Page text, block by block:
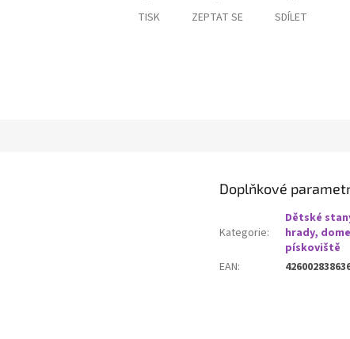
TISK ZEPTAT SE SDÍLET
Doplňkové
Kategorie:
Dětské
hrady,
pískoviště
EAN: